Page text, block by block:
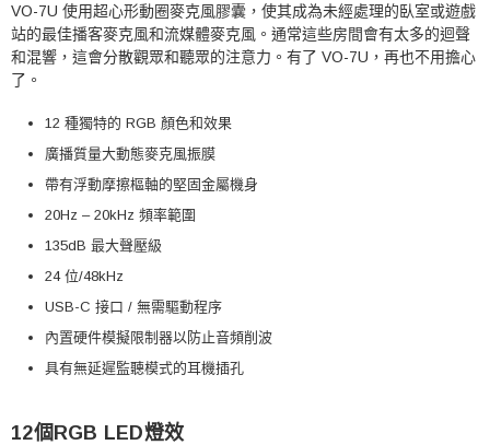
VO-7U 使用超心形動圈麥克風膠囊，使其成為未經處理的臥室或遊戲
站的最佳播客麥克風和流媒體麥克風。 通常這些房間會有太多的迴聲
和混響，這會分散觀眾和聽眾的注意力。 有了 VO-7U，再也不用擔心
了。
12 種獨特的 RGB 顏色和效果
廣播質量大動態麥克風振膜
帶有浮動摩擦樞軸的堅固金屬機身
20Hz – 20kHz 頻率範圍
135dB 最大聲壓級
24 位/48kHz
USB-C 接口 / 無需驅動程序
內置硬件模擬限制器以防止音頻削波
具有無延遲監聽模式的耳機插孔
12個RGB LED燈效